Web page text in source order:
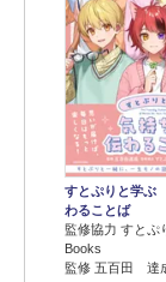
すとぷりと学ぶ
わることば
監修協力 すとぷ
Books
監修 五百田 達